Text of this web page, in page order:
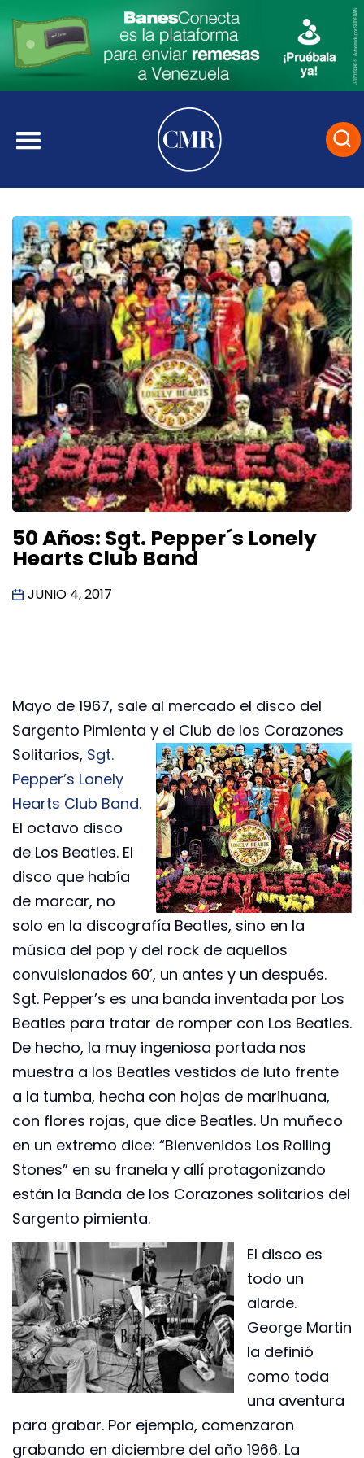
50 Años: Sgt. Pepper´s Lonely
Hearts Club Band
JUNIO 4, 2017
Mayo de 1967, sale al mercado el disco del
Sargento Pimienta y el Club de los Corazones
Solitarios, Sgt.
Pepper’s Lonely
Hearts Club Band.
El octavo disco
de Los Beatles. El
disco que había
de marcar, no
solo en la discografía Beatles, sino en la
música del pop y del rock de aquellos
convulsionados 60’, un antes y un después.
Sgt. Pepper’s es una banda inventada por Los
Beatles para tratar de romper con Los Beatles.
De hecho, la muy ingeniosa portada nos
muestra a los Beatles vestidos de luto frente
a la tumba, hecha con hojas de marihuana,
con flores rojas, que dice Beatles. Un muñeco
en un extremo dice: “Bienvenidos Los Rolling
Stones” en su franela y allí protagonizando
están la Banda de los Corazones solitarios del
Sargento pimienta.
El disco es
todo un
alarde.
George Martin
la definió
como toda
una aventura
para grabar. Por ejemplo, comenzaron
grabando en diciembre del año 1966. La